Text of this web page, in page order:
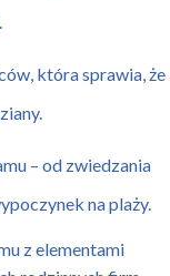
która sprawia, że
– od zwiedzania
na plaży.
z elementami